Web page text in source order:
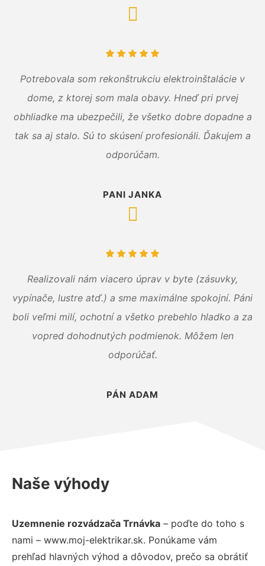
Potrebovala som rekonštrukciu elektroinštalácie v
dome, z ktorej som mala obavy. Hneď pri prvej
obhliadke ma ubezpečili, že všetko dobre dopadne a
tak sa aj stalo. Sú to skúsení profesionáli. Ďakujem a
odporúčam.
PANI JANKA
Realizovali nám viacero úprav v byte (zásuvky,
vypínače, lustre atď.) a sme maximálne spokojní. Páni
boli veľmi milí, ochotní a všetko prebehlo hladko a za
vopred dohodnutých podmienok. Môžem len
odporúčať.
PÁN ADAM
Naše výhody
Uzemnenie rozvádzača Trnávka – poďte do toho s
nami – www.moj-elektrikar.sk. Ponúkame vám
prehľad hlavných výhod a dôvodov, prečo sa obrátiť